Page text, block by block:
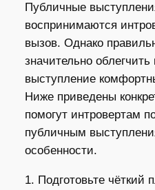
Публичные
воспринимаются
вызов. Однако
значительно
выступление
Ниже приведены
помогут интровертам
публичным
особенности.
1. Подготовьте чёткий